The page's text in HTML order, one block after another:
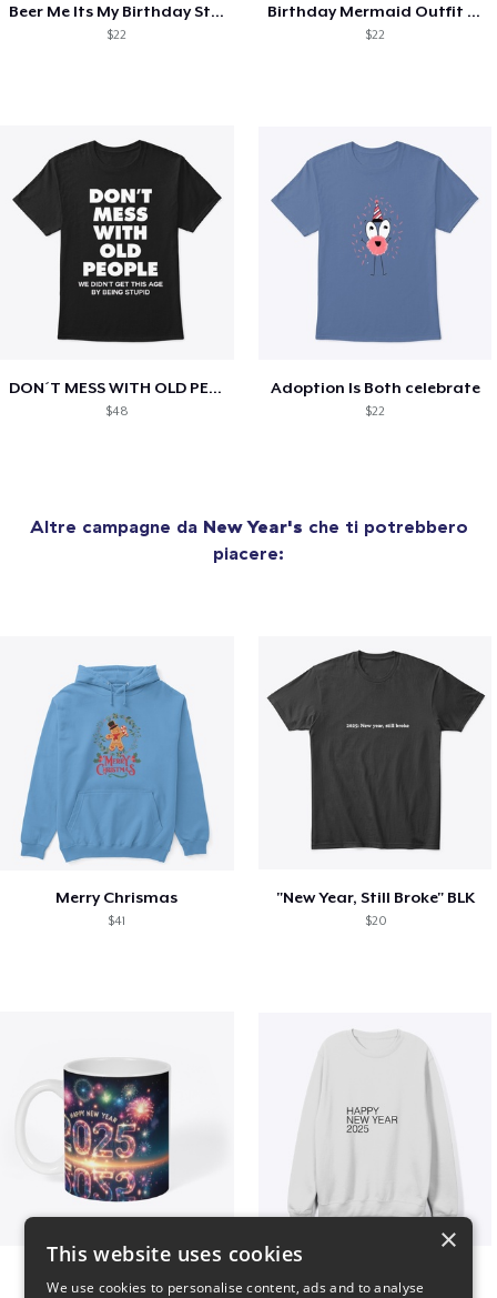
Beer Me Its My Birthday St Patricks Day
$22
Birthday Mermaid Outfit Costume
$22
DON´T MESS WITH OLD PEOPLE
$48
Adoption Is Both celebrate
$22
Altre campagne da New Year's che ti potrebbero
piacere:
Merry Chrismas
$41
"New Year, Still Broke" BLK
$20
×
This website uses cookies
We use cookies to personalise content, ads and to analyse